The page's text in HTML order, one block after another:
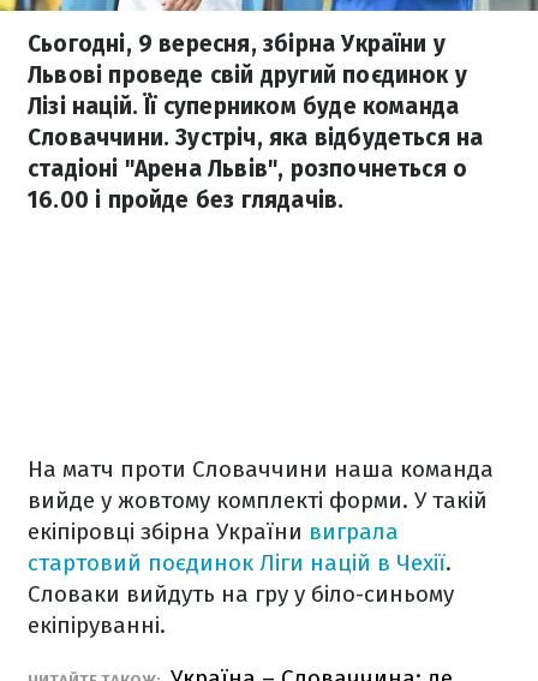
Сьогодні, 9 вересня, збірна України у
Львові проведе свій другий поєдинок у
Лізі націй. Її суперником буде команда
Словаччини. Зустріч, яка відбудеться на
стадіоні "Арена Львів", розпочнеться о
16.00 і пройде без глядачів.
На матч проти Словаччини наша команда
вийде у жовтому комплекті форми. У такій
екіпіровці збірна України виграла
стартовий поєдинок Ліги націй в Чехії.
Словаки вийдуть на гру у біло-синьому
екіпіруванні.